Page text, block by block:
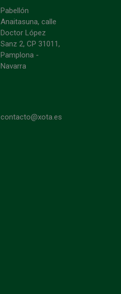
Pabellón
Anaitasuna, calle
Doctor López
Sanz 2, CP 31011,
Pamplona -
Navarra
contacto@xota.es